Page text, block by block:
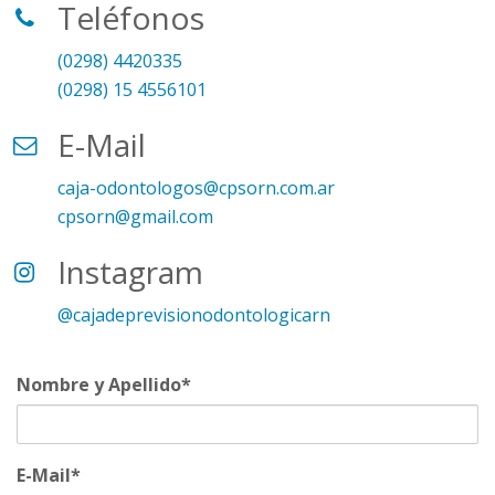
Teléfonos
(0298) 4420335
(0298) 15 4556101
E-Mail
caja-odontologos@cpsorn.com.ar
cpsorn@gmail.com
Instagram
@cajadeprevisionodontologicarn
Nombre y Apellido*
E-Mail*